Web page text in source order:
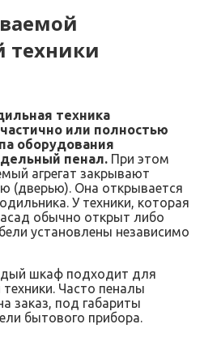
техники
техника
или полностью
оборудования
пенал. При этом
агрегат закрывают
(дверью). Она открывается
У техники, которая
обычно открыт либо
установлены независимо
шкаф подходит для
Часто пеналы
заказ, под габариты
бытового прибора.